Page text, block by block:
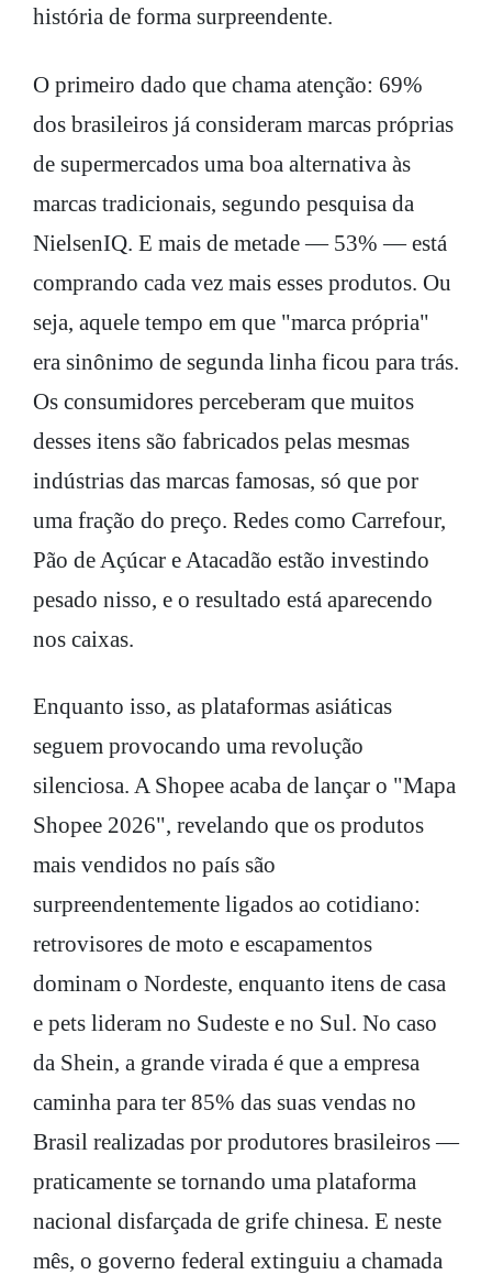
história de forma surpreendente.
O primeiro dado que chama atenção: 69%
dos brasileiros já consideram marcas próprias
de supermercados uma boa alternativa às
marcas tradicionais, segundo pesquisa da
NielsenIQ. E mais de metade — 53% — está
comprando cada vez mais esses produtos. Ou
seja, aquele tempo em que "marca própria"
era sinônimo de segunda linha ficou para trás.
Os consumidores perceberam que muitos
desses itens são fabricados pelas mesmas
indústrias das marcas famosas, só que por
uma fração do preço. Redes como Carrefour,
Pão de Açúcar e Atacadão estão investindo
pesado nisso, e o resultado está aparecendo
nos caixas.
Enquanto isso, as plataformas asiáticas
seguem provocando uma revolução
silenciosa. A Shopee acaba de lançar o "Mapa
Shopee 2026", revelando que os produtos
mais vendidos no país são
surpreendentemente ligados ao cotidiano:
retrovisores de moto e escapamentos
dominam o Nordeste, enquanto itens de casa
e pets lideram no Sudeste e no Sul. No caso
da Shein, a grande virada é que a empresa
caminha para ter 85% das suas vendas no
Brasil realizadas por produtores brasileiros —
praticamente se tornando uma plataforma
nacional disfarçada de grife chinesa. E neste
mês, o governo federal extinguiu a chamada